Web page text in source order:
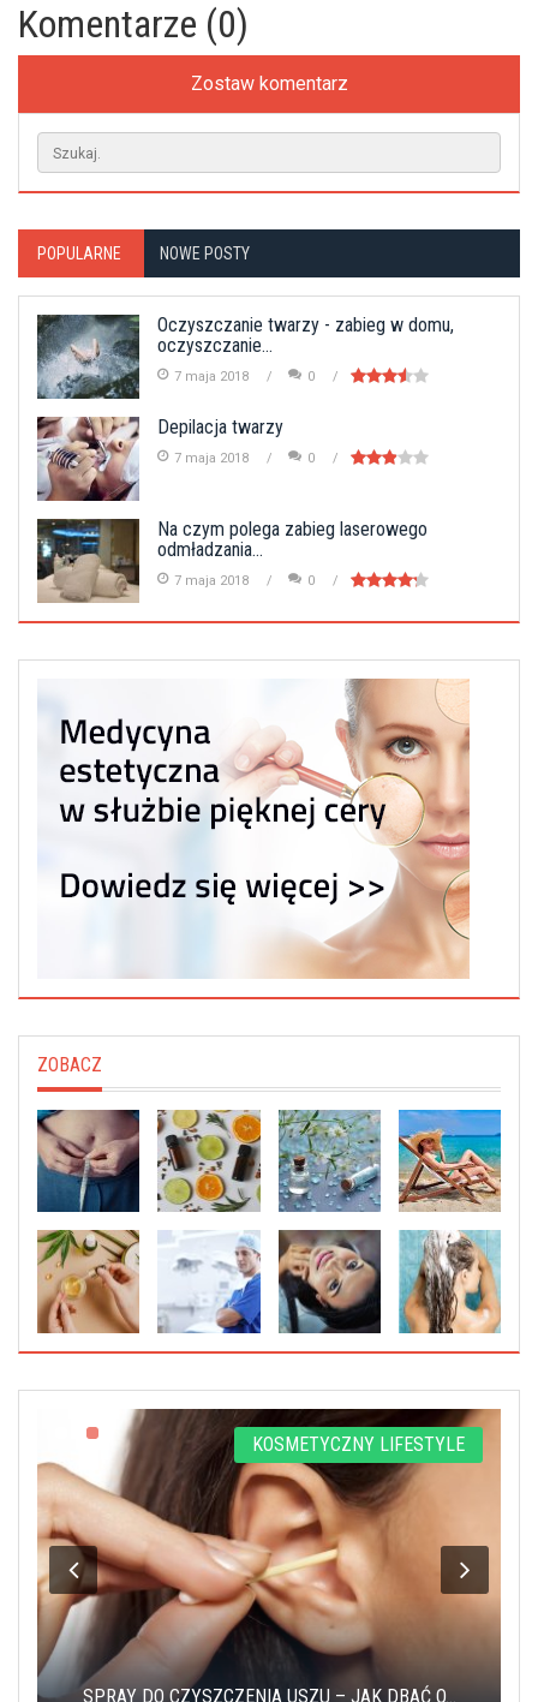
Komentarze (0)
Zostaw komentarz
POPULARNE NOWE POSTY
Oczyszczanie twarzy - zabieg w domu,
oczyszczanie...
7 maja 2018 0
Depilacja twarzy
7 maja 2018 0
Na czym polega zabieg laserowego
odmładzania...
7 maja 2018 0
ZOBACZ
KOSMETYCZNY LIFESTYLE
SPRAY DO CZYSZCZENIA USZU – JAK DBAĆ O...